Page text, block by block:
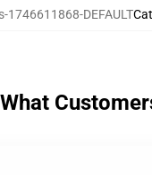
1746611868-DEFAULT
What